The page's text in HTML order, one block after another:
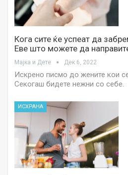
Кога сите ќе успеат да
Еве што можете да
Мајка и Дете Дек 6, 2022
Искрено писмо до жените кои
Секогаш бидете нежни со себе.
ИСХРАНА